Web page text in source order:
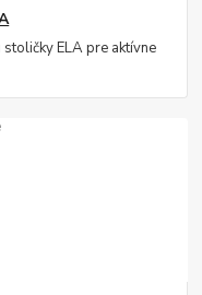
ELA pre aktívne